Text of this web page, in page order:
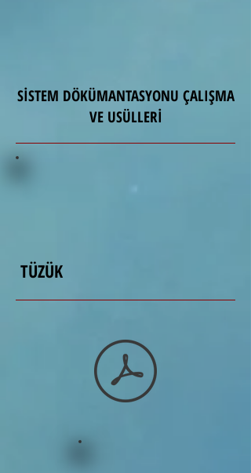
SİSTEM DÖKÜMANTASYONU ÇALIŞMA
VE USÜLLERİ
TÜZÜK